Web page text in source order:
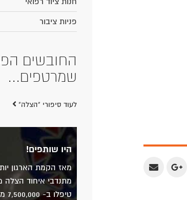
Share
Share
פניות ציבור
החובשים
שמרטפים...
לעוד סיפורי "הצלה"
היו שותפים!
מתנדבי איחוד הצלה